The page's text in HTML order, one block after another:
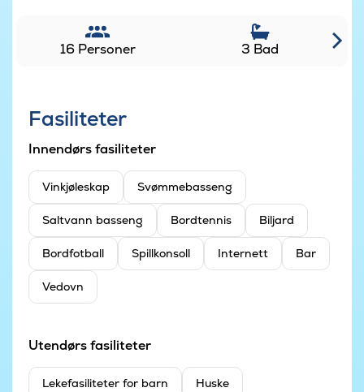
16 Personer 3 Bad
Fasiliteter
Innendørs fasiliteter
Vinkjøleskap Svømmebasseng
Saltvann basseng Bordtennis Biljard
Bordfotball Spillkonsoll Internett Bar
Vedovn
Utendørs fasiliteter
Leke­fasiliteter for barn Huske